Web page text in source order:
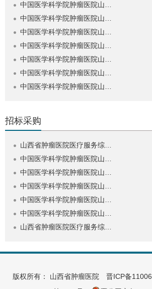
中国医学科学院肿瘤医院山…
中国医学科学院肿瘤医院山…
中国医学科学院肿瘤医院山…
中国医学科学院肿瘤医院山…
中国医学科学院肿瘤医院山…
中国医学科学院肿瘤医院山…
中国医学科学院肿瘤医院山…
招标采购
山西省肿瘤医院医疗服务综…
中国医学科学院肿瘤医院山…
中国医学科学院肿瘤医院山…
中国医学科学院肿瘤医院山…
中国医学科学院肿瘤医院山…
中国医学科学院肿瘤医院山…
山西省肿瘤医院医疗服务综…
版权所有： 山西省肿瘤医院 晋ICP备